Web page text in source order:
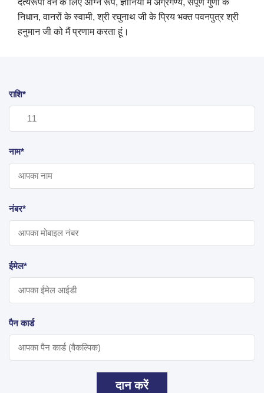
दैत्यरूपी वन के लिए अग्नि रूप, ज्ञानियों में अग्रगण्य, संपूर्ण गुणों के
निधान, वानरों के स्वामी, श्री रघुनाथ जी के प्रिय भक्त पवनपुत्र श्री
हनुमान जी को मैं प्रणाम करता हूं।
राशि*
नाम*
नंबर*
ईमेल*
पैन कार्ड
दान करें